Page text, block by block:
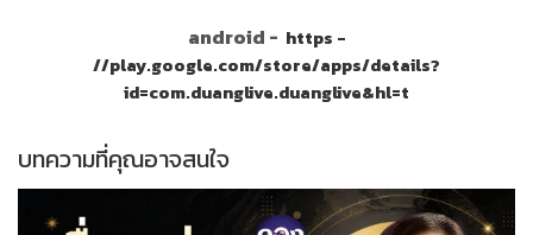
android - https -
//play.google.com/store/apps/details?
id=com.duanglive.duanglive&hl=t
บทความที่คุณอาจสนใจ